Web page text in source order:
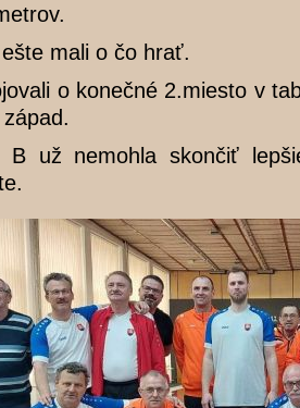
mali o čo hrať.
o konečné 2.miesto v
B už nemohla skončiť